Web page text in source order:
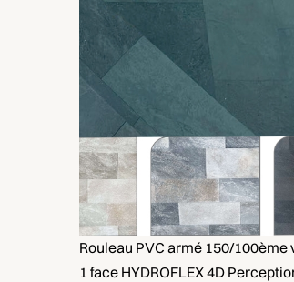
Rouleau PVC armé 150/100ème
1 face HYDROFLEX 4D